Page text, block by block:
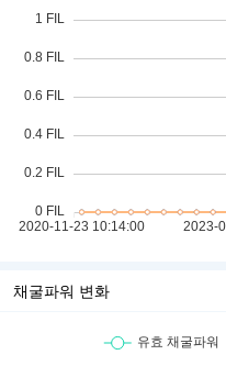
채굴파워 변화